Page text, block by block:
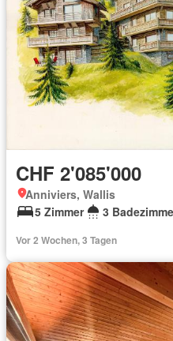
CHF 2'085'000
Anniviers, Wallis
5 Zimmer
3
Vor 2 Wochen, 3 Tagen